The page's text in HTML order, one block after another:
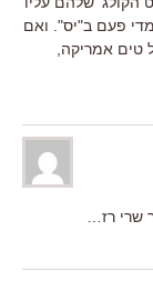
פעם ב"יס". ואם
טים אמריקה,
שרי רז…